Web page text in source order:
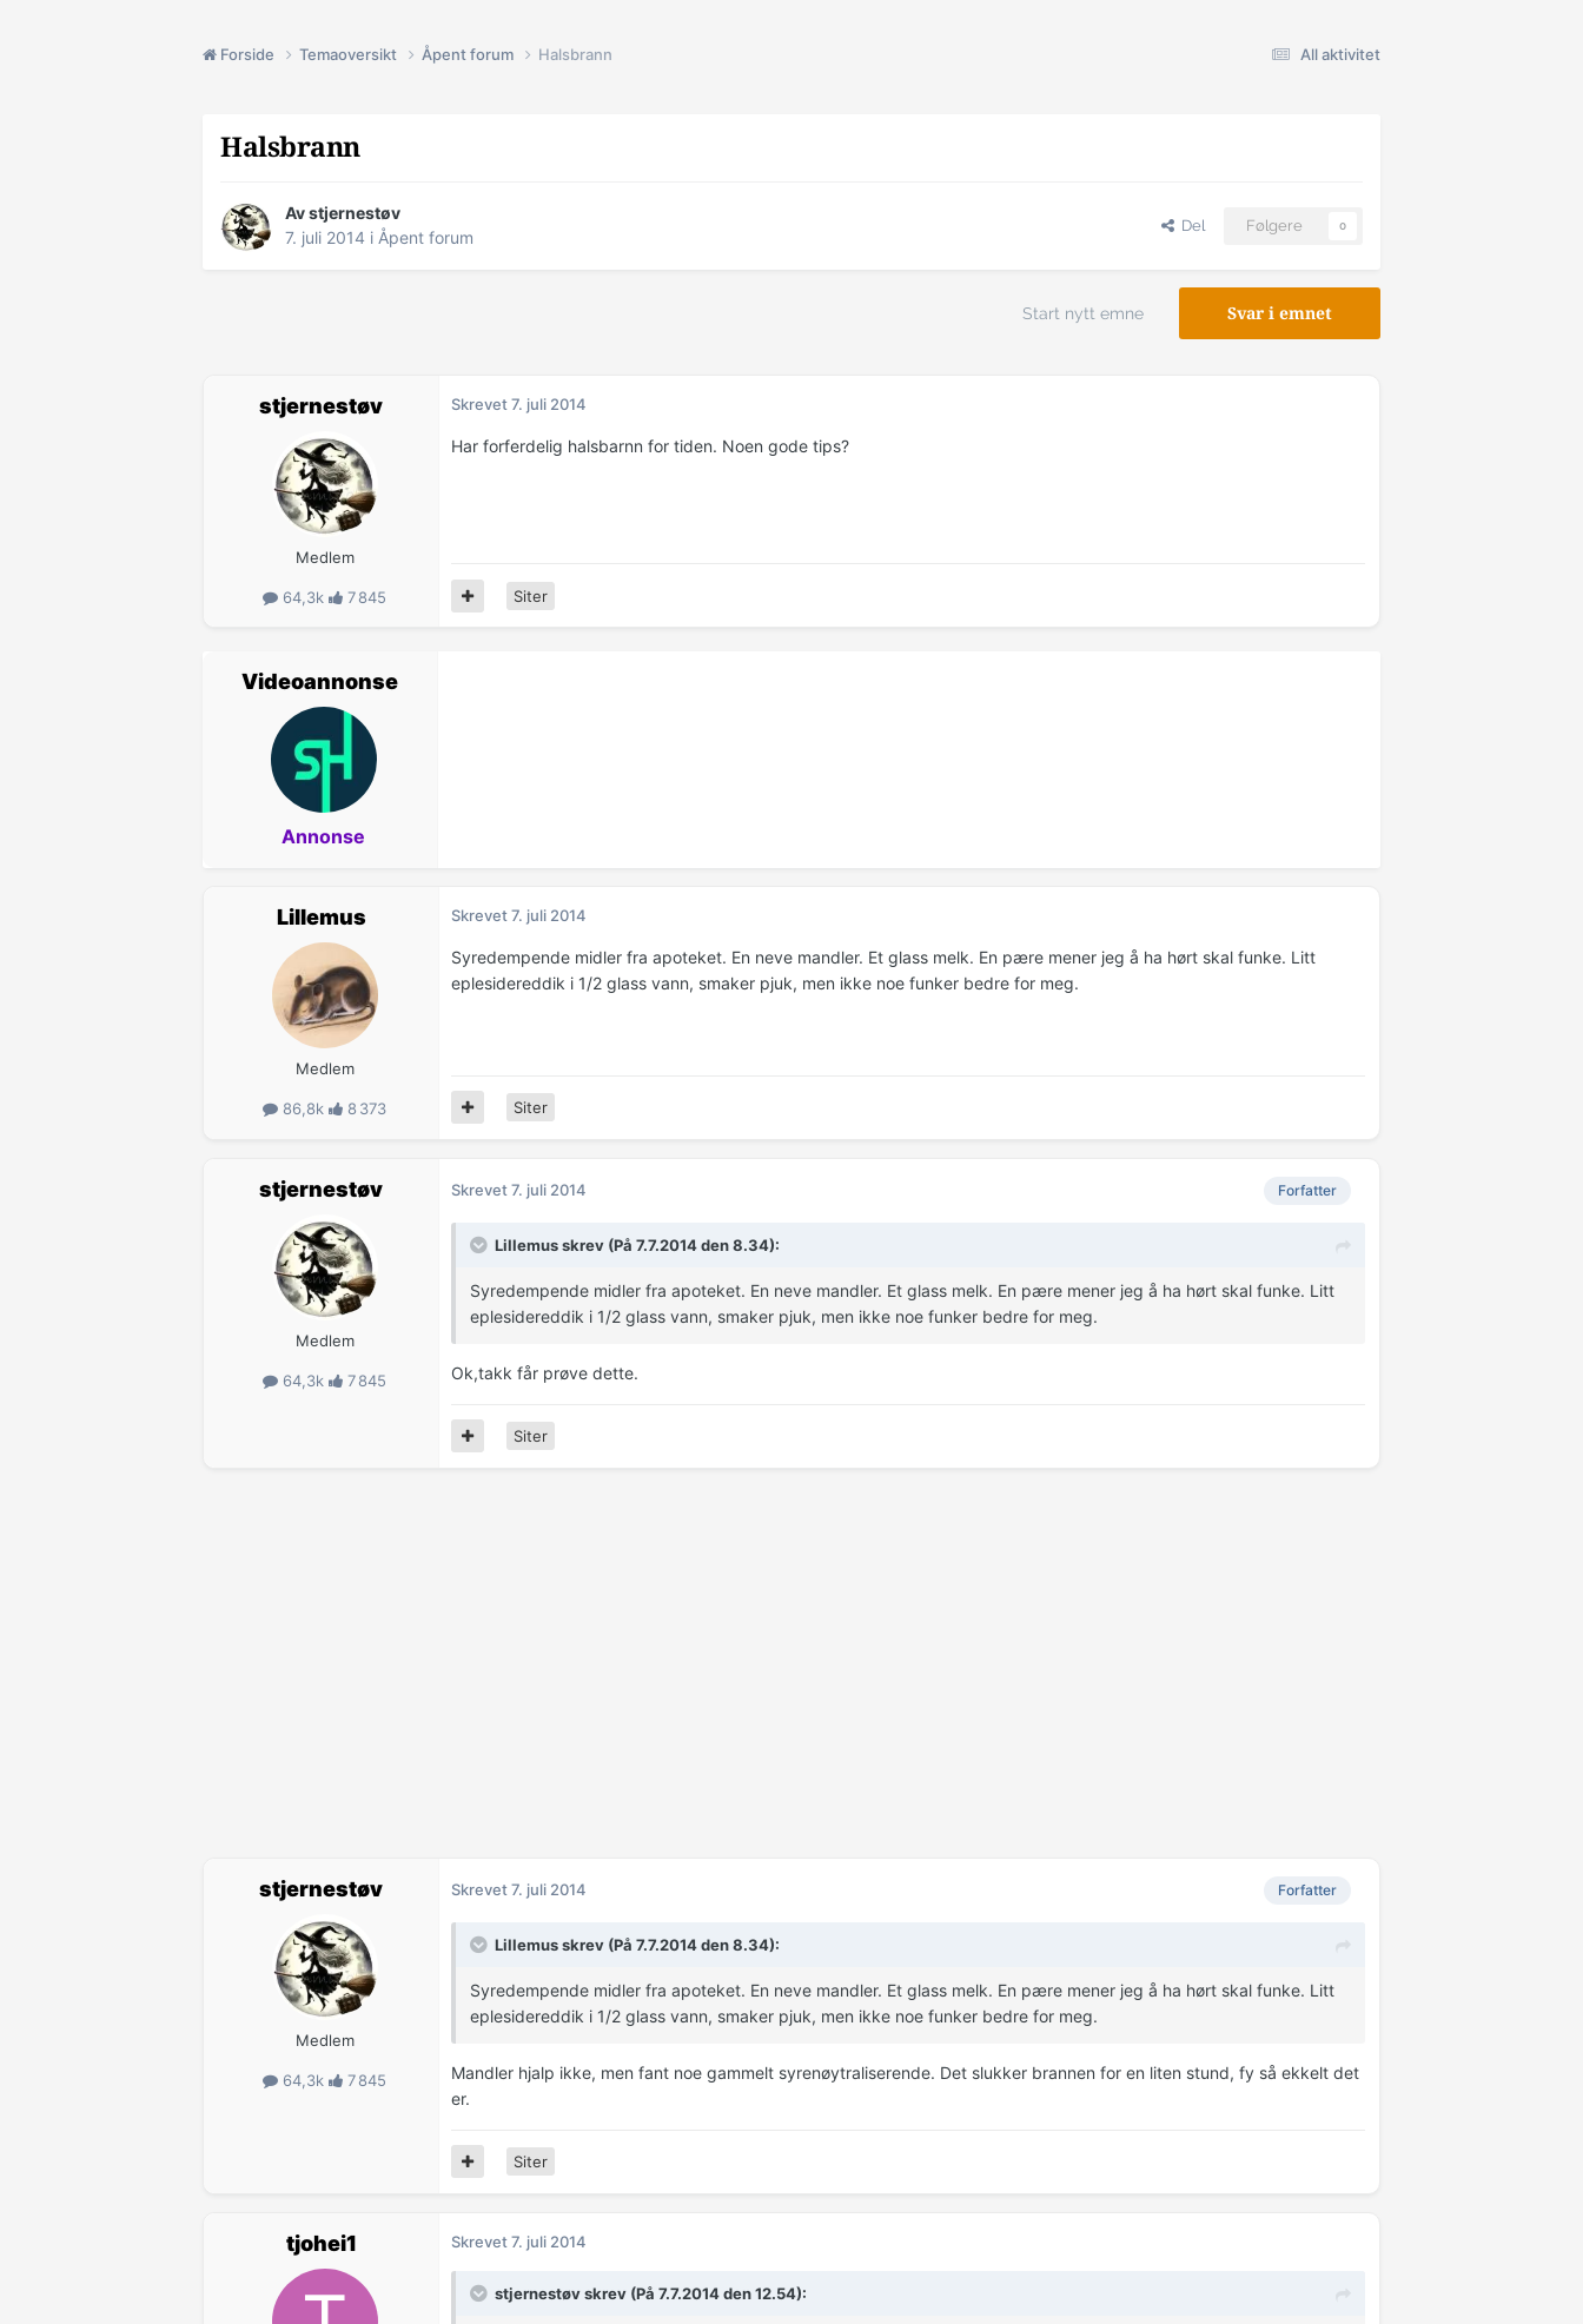
All aktivitet
Forside Temaoversikt Åpent forum Halsbrann
Halsbrann
Av stjernestøv
7. juli 2014 i Åpent forum
Del Følgere 0
Svar i emnet
Start nytt emne
stjernestøv
Medlem
64,3k 7 845
Skrevet7. juli 2014
Har forferdelig halsbarnn for tiden. Noen gode tips?
Siter
Videoannonse
Annonse
Lillemus
Medlem
86,8k 8 373
Skrevet7. juli 2014
Syredempende midler fra apoteket. En neve mandler. Et glass melk. En pære mener jeg å ha hørt skal funke. Litt
eplesidereddik i 1/2 glass vann, smaker pjuk, men ikke noe funker bedre for meg.
Siter
stjernestøv
Medlem
64,3k 7 845
Forfatter
Skrevet7. juli 2014
Lillemus skrev (På 7.7.2014 den 8.34):
Syredempende midler fra apoteket. En neve mandler. Et glass melk. En pære mener jeg å ha hørt skal funke. Litt
eplesidereddik i 1/2 glass vann, smaker pjuk, men ikke noe funker bedre for meg.
Ok,takk får prøve dette.
Siter
stjernestøv
Medlem
64,3k 7 845
Forfatter
Skrevet7. juli 2014
Lillemus skrev (På 7.7.2014 den 8.34):
Syredempende midler fra apoteket. En neve mandler. Et glass melk. En pære mener jeg å ha hørt skal funke. Litt
eplesidereddik i 1/2 glass vann, smaker pjuk, men ikke noe funker bedre for meg.
Mandler hjalp ikke, men fant noe gammelt syrenøytraliserende. Det slukker brannen for en liten stund, fy så ekkelt det
er.
Siter
tjohei1 Skrevet7. juli 2014
stjernestøv skrev (På 7.7.2014 den 12.54):